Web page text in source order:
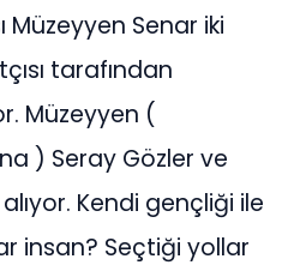
Müzeyyen Senar iki
tarafından
Müzeyyen (
) Seray Gözler ve
Kendi gençliği ile
insan? Seçtiği yollar